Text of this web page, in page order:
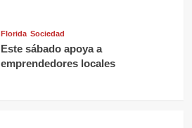
Florida Sociedad
Este sábado apoya a
emprendedores locales